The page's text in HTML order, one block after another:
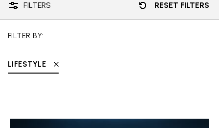
FILTERS RESET FILTERS
FILTER BY:
LIFESTYLE